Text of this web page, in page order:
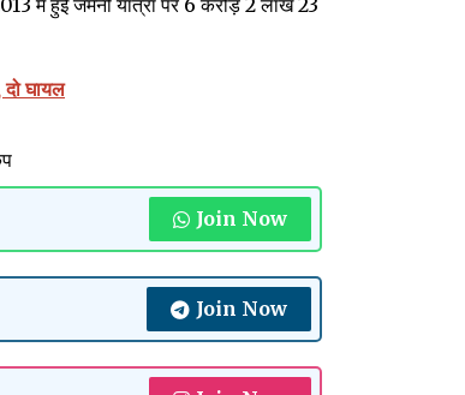
में हुई जर्मनी यात्रा पर 6 करोड़ 2 लाख 23
दो घायल
Join Now
Join Now